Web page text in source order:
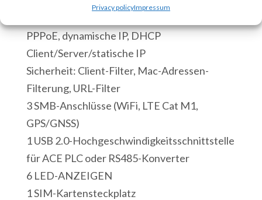
Privacy policyImpressum
PPPoE, dynamische IP, DHCP
Client/Server/statische IP
Sicherheit: Client-Filter, Mac-Adressen-
Filterung, URL-Filter
3 SMB-Anschlüsse (WiFi, LTE Cat M1,
GPS/GNSS)
1 USB 2.0-Hochgeschwindigkeitsschnittstelle
für ACE PLC oder RS485-Konverter
6 LED-ANZEIGEN
1 SIM-Kartensteckplatz